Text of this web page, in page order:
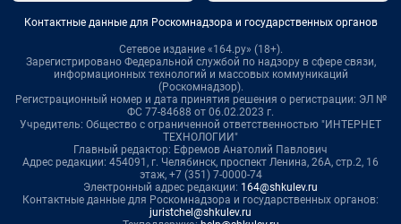
Контактные данные для Роскомнадзора и государственных органов
Сетевое издание «164.ру» (18+).
Зарегистрировано Федеральной службой по надзору в сфере связи,
информационных технологий и массовых коммуникаций
(Роскомнадзор).
Регистрационный номер и дата принятия решения о регистрации: ЭЛ №
ФС 77-84688 от 06.02.2023 г.
Учредитель: Общество с ограниченной ответственностью "ИНТЕРНЕТ
ТЕХНОЛОГИИ"
Главный редактор: Ефремов Анатолий Павлович
Адрес редакции: 454091, г. Челябинск, проспект Ленина, 26А, стр.2, 16
этаж, +7 (351) 7-0000-74
Электронный адрес редакции: 164@shkulev.ru
Контактные данные для Роскомнадзора и государственных органов:
juristchel@shkulev.ru